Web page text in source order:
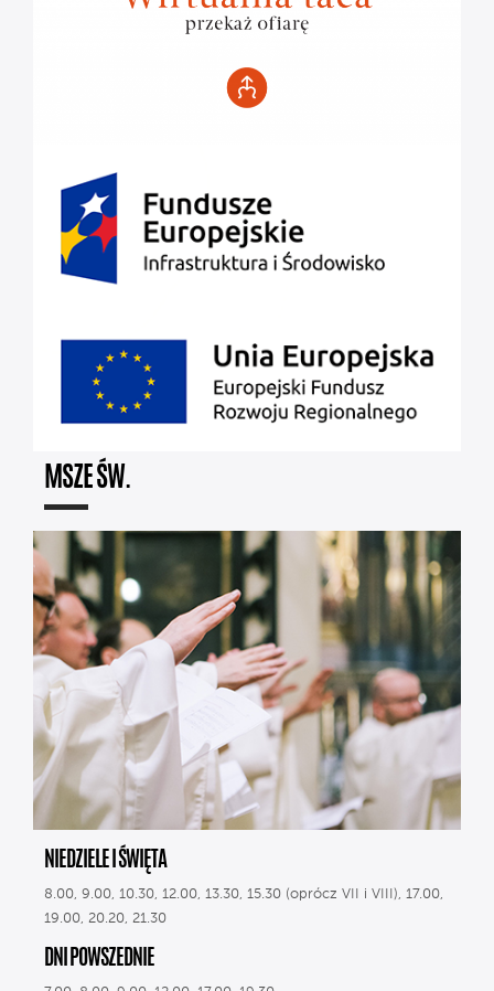
MSZE ŚW.
NIEDZIELE I ŚWIĘTA
8.00, 9.00, 10.30, 12.00, 13.30, 15.30 (oprócz VII i VIII), 17.00,
19.00, 20.20, 21.30
DNI POWSZEDNIE